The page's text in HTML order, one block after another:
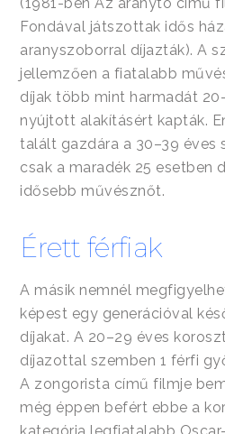
Fondával játszottak idős
aranyszoborral díjazták). A
jellemzően a fiatalabb
díjak több mint harmadát
nyújtott alakításért kapták.
talált gazdára a 30–39 éves
csak a maradék 25 esetben
idősebb művésznőt.
Érett férfiak
A másik nemnél
képest egy generációval
díjakat. A 20–29 éves
díjazottal szemben 1 férfi
A zongorista című filmje
még éppen befért ebbe a